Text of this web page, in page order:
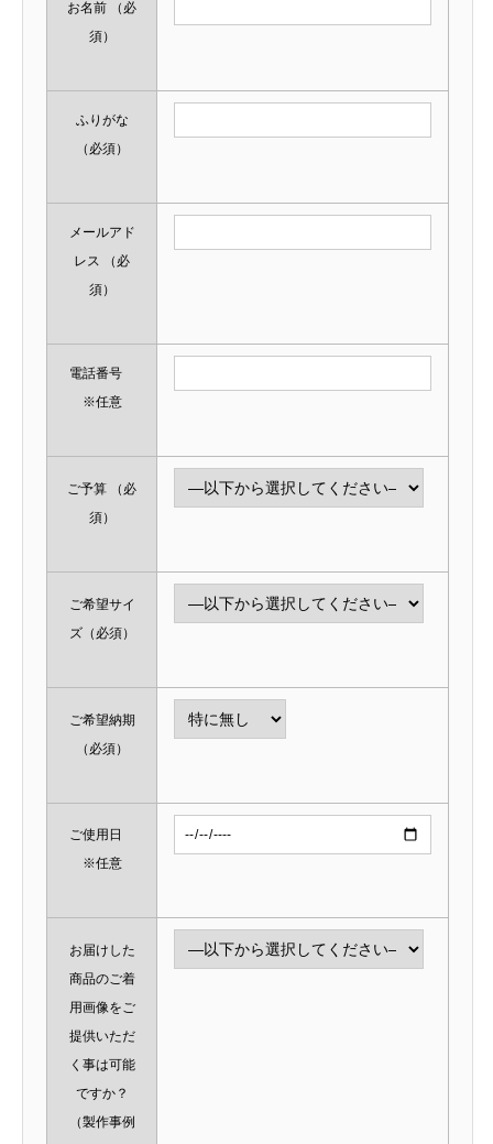
お名前
（必
須）
ふりがな
（必須）
メールアド
レス
（必
須）
電話番号
※任意
ご予算
（必
須）
ご希望サイ
ズ（必須）
ご希望納期
（必須）
ご使用日
※任意
お届けした
商品のご着
用画像をご
提供いただ
く事は可能
ですか？
（製作事例